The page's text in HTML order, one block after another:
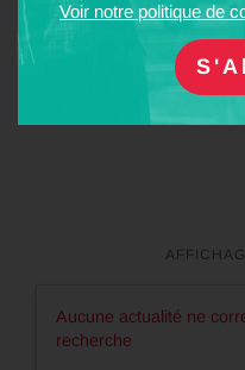
Voir notre politique de
Année
Aucune actualité ne
recherche